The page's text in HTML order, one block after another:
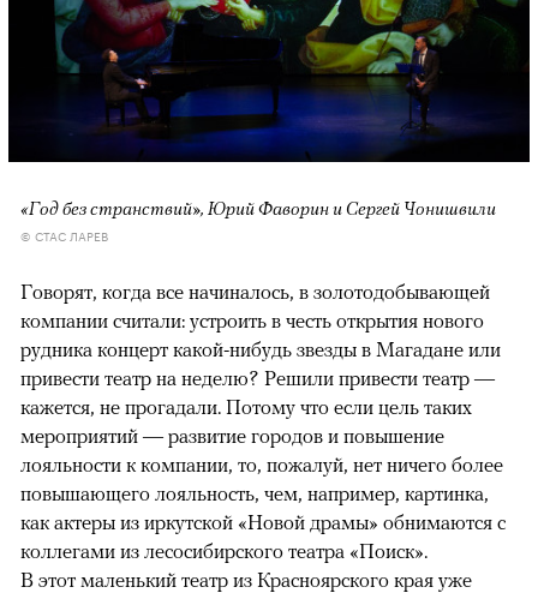
«Год без странствий», Юрий Фаворин и Сергей Чонишвили
© СТАС ЛАРЕВ
Говорят, когда все начиналось, в золотодобывающей
компании считали: устроить в честь открытия нового
рудника концерт какой-нибудь звезды в Магадане или
привести театр на неделю? Решили привести театр —
кажется, не прогадали. Потому что если цель таких
мероприятий — развитие городов и повышение
лояльности к компании, то, пожалуй, нет ничего более
повышающего лояльность, чем, например, картинка,
как актеры из иркутской «Новой драмы» обнимаются с
коллегами из лесосибирского театра «Поиск».
В этот маленький театр из Красноярского края уже